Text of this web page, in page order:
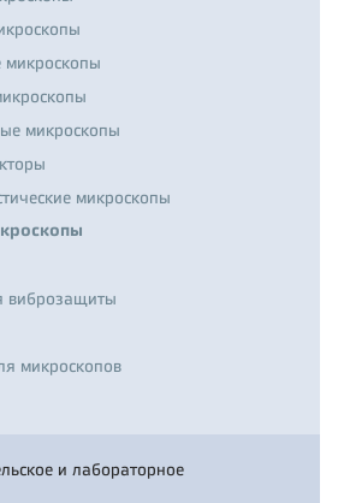
микроскопы
микроскопы
микроскопы
виброзащиты
микроскопов
и лабораторное